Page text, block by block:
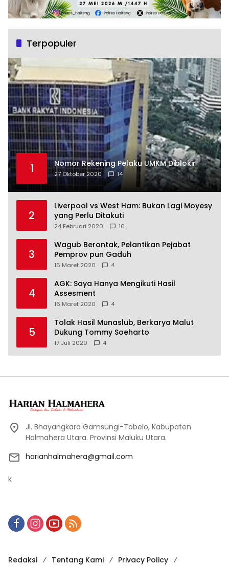
Terpopuler
1 Nomor Rekening Pelaku UMKM Diblokir
27 Oktober 2020 14
2
Liverpool vs West Ham: Bukan Lagi Moyesy
yang Perlu Ditakuti
24 Februari 2020 10
3
Wagub Berontak, Pelantikan Pejabat
Pemprov pun Gaduh
16 Maret 2020 4
4
AGK: Saya Hanya Mengikuti Hasil
Assesment
16 Maret 2020 4
5
Tolak Hasil Munaslub, Berkarya Malut
Dukung Tommy Soeharto
17 Juli 2020 4
Jl. Bhayangkara Gamsungi-Tobelo, Kabupaten
Halmahera Utara. Provinsi Maluku Utara.
harianhalmahera@gmail.com
k
Redaksi Tentang Kami Privacy Policy